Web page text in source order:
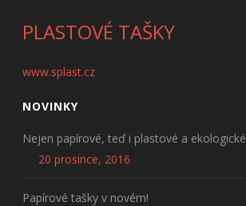
PLASTOVÉ TAŠKY
www.splast.cz
NOVINKY
Nejen papírové, teď i plastové a ekologické
20 prosince, 2016
Papírové tašky v novém!